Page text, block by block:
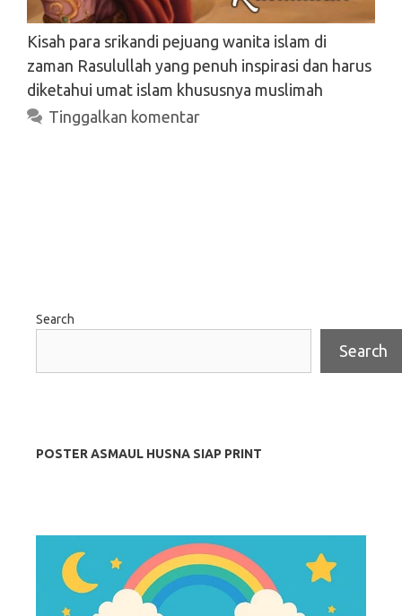
Kisah para srikandi pejuang wanita islam di
zaman Rasulullah yang penuh inspirasi dan harus
diketahui umat islam khususnya muslimah
Tinggalkan komentar
Search
Search
POSTER ASMAUL HUSNA SIAP PRINT